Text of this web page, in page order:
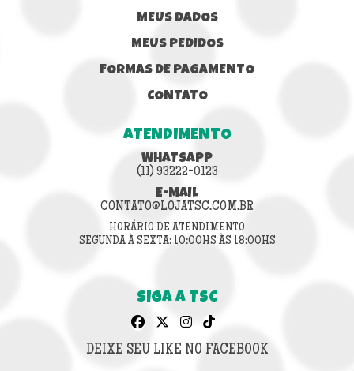
MEUS DADOS
MEUS PEDIDOS
FORMAS DE PAGAMENTO
CONTATO
ATENDIMENTO
WHATSAPP
(11) 93222-0123
E-MAIL
CONTATO@LOJATSC.COM.BR
HORÁRIO DE ATENDIMENTO
SEGUNDA À SEXTA: 10:00HS ÀS 18:00HS
SIGA A TSC
DEIXE SEU LIKE NO FACEBOOK